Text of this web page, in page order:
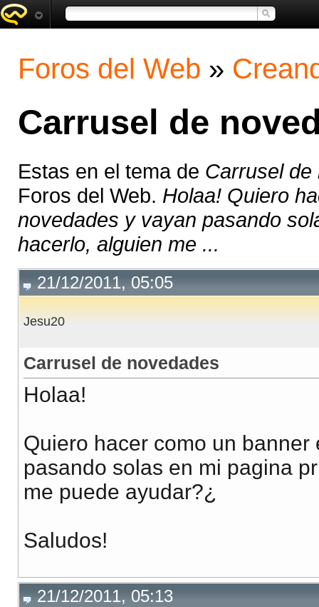
Foros del Web »
Carrusel de
Estas en el tema de Carrusel de
Foros del Web. Holaa! Quiero
novedades y vayan pasando
hacerlo, alguien me ...
21/12/2011, 05:05
Jesu20
Carrusel de novedades
Holaa!
Quiero hacer como un
pasando solas en mi pagina
me puede ayudar?¿
Saludos!
21/12/2011, 05:13